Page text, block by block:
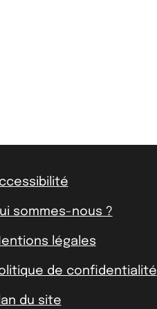
sommes-nous ?
légales
de confidentialité
du site